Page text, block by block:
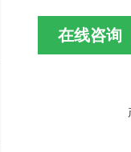
在线咨询